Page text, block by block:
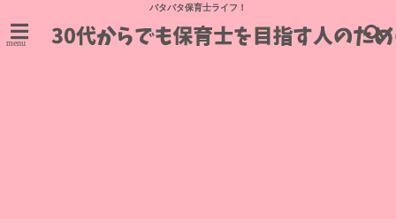
バタバタ保育士ライフ！
menu